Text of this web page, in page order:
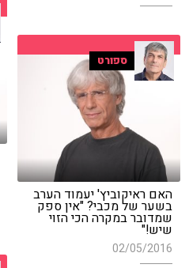
ספורט
האם ראיקוביץ' יעמוד הערב
בשער של מכבי? "אין ספק
שמדובר במקרה הכי הזוי
שיש!"
02/05/2016